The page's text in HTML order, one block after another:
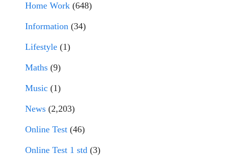
Home Work (648)
Information (34)
Lifestyle (1)
Maths (9)
Music (1)
News (2,203)
Online Test (46)
Online Test 1 std (3)